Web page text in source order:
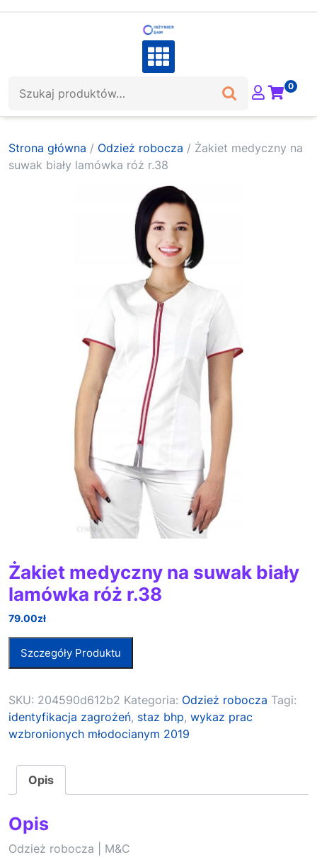
0
Strona główna / Odzież robocza / Żakiet medyczny na
suwak biały lamówka róż r.38
Żakiet medyczny na suwak biały
lamówka róż r.38
79.00zł
Szczegóły Produktu
SKU: 204590d612b2 Kategoria: Odzież robocza Tagi:
identyfikacja zagrożeń, staz bhp, wykaz prac
wzbronionych młodocianym 2019
Opis
Opis
Odzież robocza | M&C